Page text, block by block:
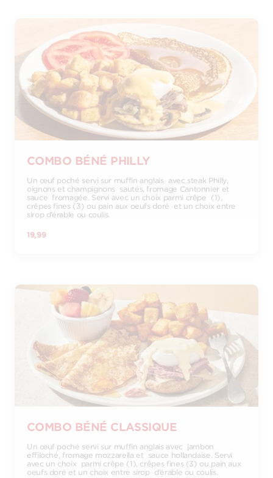
COMBO BÉNÉ PHILLY
Un œuf poché servi sur muffin anglais avec steak Philly,
oignons et champignons sautés, fromage Cantonnier et
sauce fromagée. Servi avec un choix parmi crêpe (1),
crêpes fines (3) ou pain aux oeufs doré et un choix entre
sirop d’érable ou coulis.
19,99
COMBO BÉNÉ CLASSIQUE
Un œuf poché servi sur muffin anglais avec jambon
effiloché, fromage mozzarella et sauce hollandaise. Servi
avec un choix parmi crêpe (1), crêpes fines (3) ou pain aux
oeufs doré et un choix entre sirop d’érable ou coulis.